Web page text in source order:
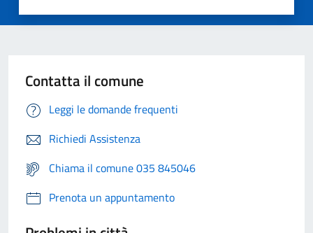
Contatta il comune
Leggi le domande frequenti
Richiedi Assistenza
Chiama il comune 035 845046
Prenota un appuntamento